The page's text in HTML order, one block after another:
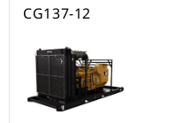
CG137-12